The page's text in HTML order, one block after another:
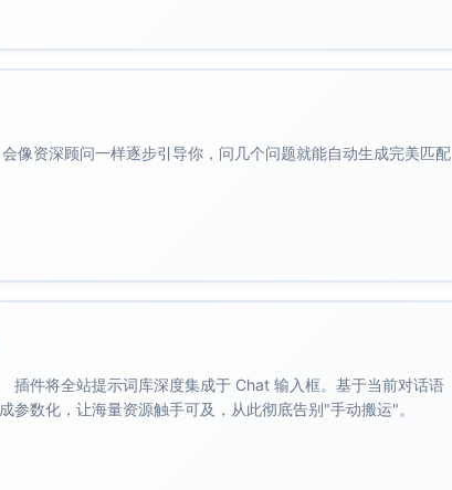
量化指标。
件分区与并行消费；保持事件顺序的分区内有序。
占日峰值60%的订单事件，总量为2400万，必须在不丢失、不
队列入库，且满足下单端到端延迟P99 ≤ 10ms。
测日志与MQ投递确认为准）。
可用处理能力时，限流与排队策略启动，保证业务优先级订单
。
行压力测试，输入事件与确认应答全量对账一致，无丢失、无
像资深顾问一样逐步引导你，问几个问题就能自动生成完美匹配
件将全站提示词库深度集成于 Chat 输入框。基于当前对话语
数化，让海量资源触手可及，从此彻底告别"手动搬运"。